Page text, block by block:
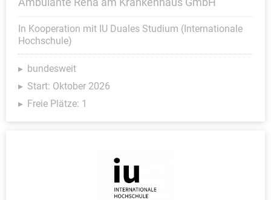
In Kooperation mit IU Duales Studium (Internationale
Hochschule)
bundesweit
Start: Oktober 2026
Freie Plätze: 1